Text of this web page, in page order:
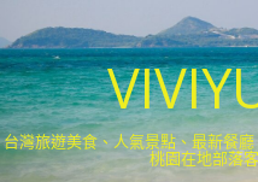
台灣旅遊美食、人氣景點、最新餐
桃園在地部落